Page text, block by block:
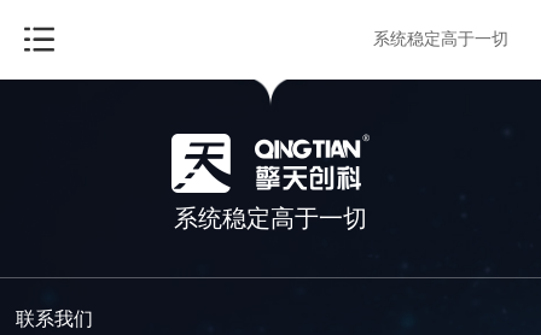
系统稳定高于一切
首页TAG标签
系统稳定高于一切
联系我们